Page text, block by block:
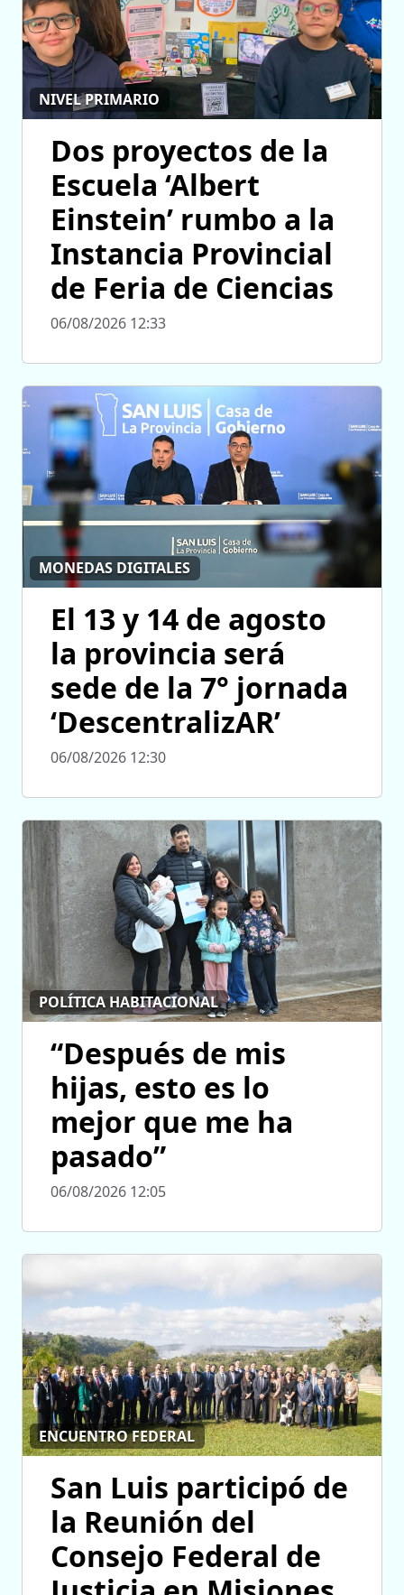
NIVEL PRIMARIO
Dos proyectos de la
Escuela ‘Albert
Einstein’ rumbo a la
Instancia Provincial
de Feria de Ciencias
06/08/2026 12:33
MONEDAS DIGITALES
El 13 y 14 de agosto
la provincia será
sede de la 7° jornada
‘DescentralizAR’
06/08/2026 12:30
POLÍTICA HABITACIONAL
“Después de mis
hijas, esto es lo
mejor que me ha
pasado”
06/08/2026 12:05
ENCUENTRO FEDERAL
San Luis participó de
la Reunión del
Consejo Federal de